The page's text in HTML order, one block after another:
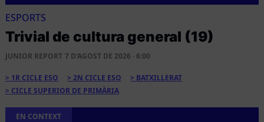
ESPORTS
Trivial de cultura general (19)
JUNIOR REPORT 7 D'AGOST DE 2026 · 6:00
1R CICLE ESO 2N CICLE ESO
BATXILLERAT
CICLE SUPERIOR DE PRIMÀRIA
EN CONTEXT